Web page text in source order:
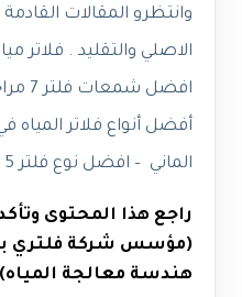
وانتظرو المقالات القادمة
افضل
الماني – افضل نوع فلتر 5 مراحل ….. اتصل الآن .
راجع هذا المحتوى
هندسة معالجة